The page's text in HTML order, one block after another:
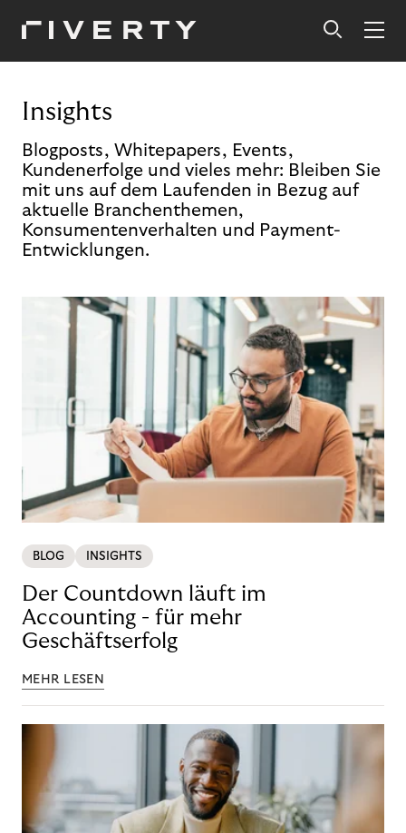
Insights
Blogposts, Whitepapers, Events,
Kundenerfolge und vieles mehr: Bleiben Sie
mit uns auf dem Laufenden in Bezug auf
aktuelle Branchenthemen,
Konsumentenverhalten und Payment-
Entwicklungen.
BLOG INSIGHTS
Der Countdown läuft im
Accounting - für mehr
Geschäftserfolg
MEHR LESEN